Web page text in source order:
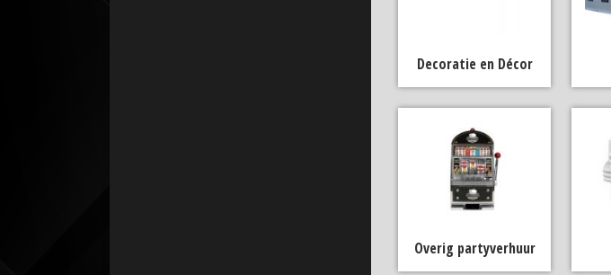
Decoratie en Décor
Overig partyverhuur